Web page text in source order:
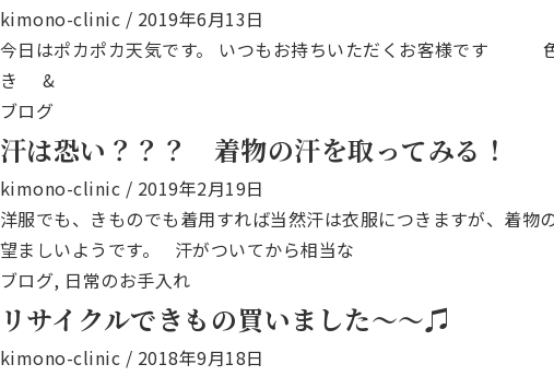
kimono-clinic / 2019年6月13日
今日はポカポカ天気です。 いつもお持ちいただくお客様です 色
き &
ブログ
汗は恐い？？？ 着物の汗を取ってみる！
kimono-clinic / 2019年2月19日
洋服でも、きものでも着用すれば当然汗は衣服につきますが、着
望ましいようです。 汗がついてから相当な
ブログ, 日常のお手入れ
リサイクルできもの買いました～～♫
kimono-clinic / 2018年9月18日